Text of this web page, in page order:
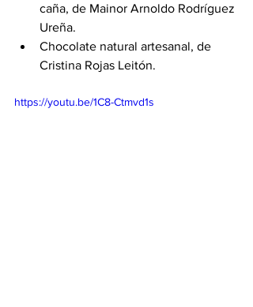
caña, de Mainor Arnoldo Rodríguez
Ureña.
Chocolate natural artesanal, de
Cristina Rojas Leitón.
https://youtu.be/1C8-Ctmvd1s